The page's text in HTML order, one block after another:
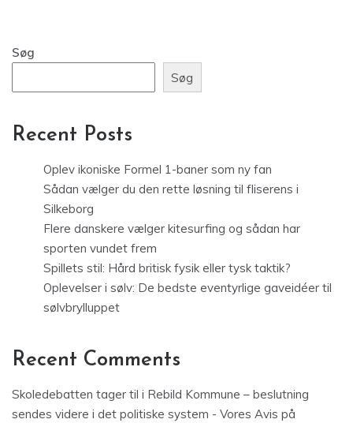
Søg
Søg
Recent Posts
Oplev ikoniske Formel 1-baner som ny fan
Sådan vælger du den rette løsning til fliserens i
Silkeborg
Flere danskere vælger kitesurfing og sådan har
sporten vundet frem
Spillets stil: Hård britisk fysik eller tysk taktik?
Oplevelser i sølv: De bedste eventyrlige gaveidéer til
sølvbrylluppet
Recent Comments
Skoledebatten tager til i Rebild Kommune – beslutning
sendes videre i det politiske system - Vores Avis på